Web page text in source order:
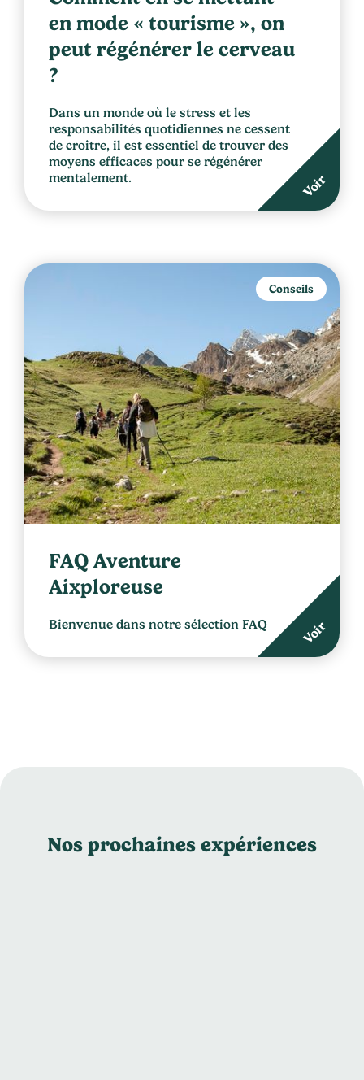
en mode « tourisme », on
peut régénérer le cerveau
?
Dans un monde où le stress et les
responsabilités quotidiennes ne cessent
de croître, il est essentiel de trouver des
moyens efficaces pour se régénérer
mentalement.
Voir
Conseils
FAQ Aventure
Aixploreuse
Bienvenue dans notre sélection FAQ Voir
Nos prochaines expériences